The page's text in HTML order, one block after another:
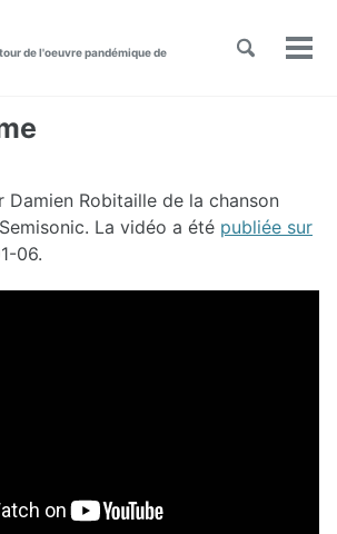
de l'oeuvre pandémique de
Toggle
Damien Robitaille de la chanson
La vidéo a été publiée sur
06.